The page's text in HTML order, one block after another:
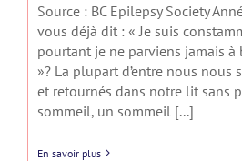
Source : BC Epilepsy Society
vous déjà dit : « Je suis
pourtant je ne parviens jamais
»? La plupart d’entre nous nous
et retournés dans notre lit sans
sommeil, un sommeil [...]
En savoir plus